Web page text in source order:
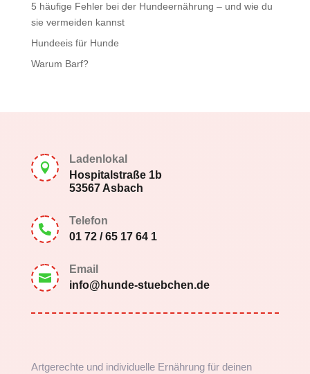
5 häufige Fehler bei der Hundeernährung – und wie du
sie vermeiden kannst
Hundeeis für Hunde
Warum Barf?

Ladenlokal
Hospitalstraße 1b
53567 Asbach

Telefon
01 72 / 65 17 64 1

Email
info@hunde-stuebchen.de
Artgerechte und individuelle Ernährung für deinen